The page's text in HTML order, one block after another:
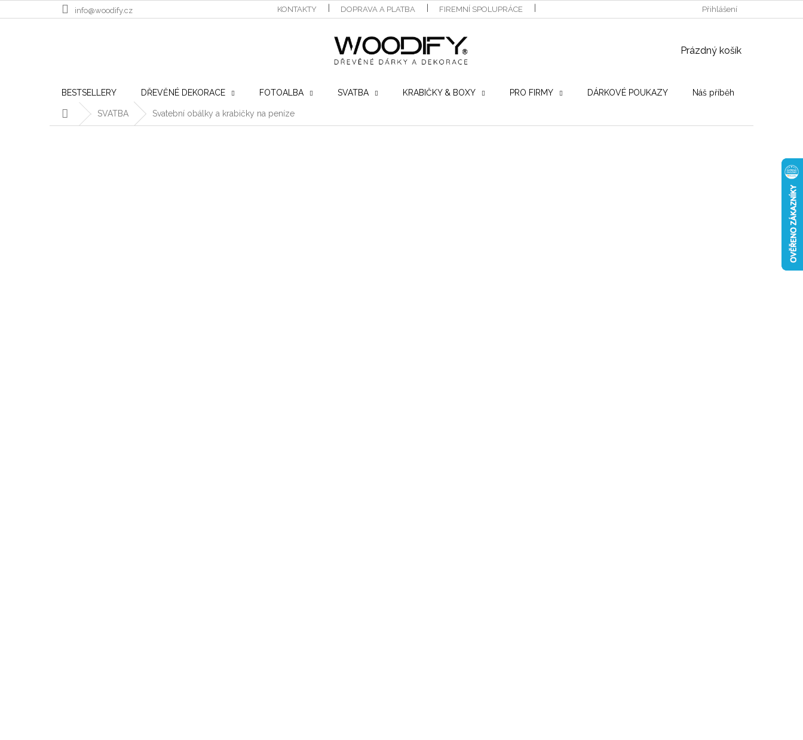
info@woodify.cz KONTAKTY DOPRAVA A PLATBA FIREMNÍ SPOLUPRÁCE STROJE PRO VÝROBUPřihlášení
NÁKUPNÍ KOŠÍK
Prázdný košík
BESTSELLERY DŘEVĚNÉ DEKORACE FOTOALBA SVATBA KRABIČKY & BOXY PRO FIRMY DÁRKOVÉ POUKAZY Náš příběh
Domů SVATBA Svatební obálky a krabičky na peníze